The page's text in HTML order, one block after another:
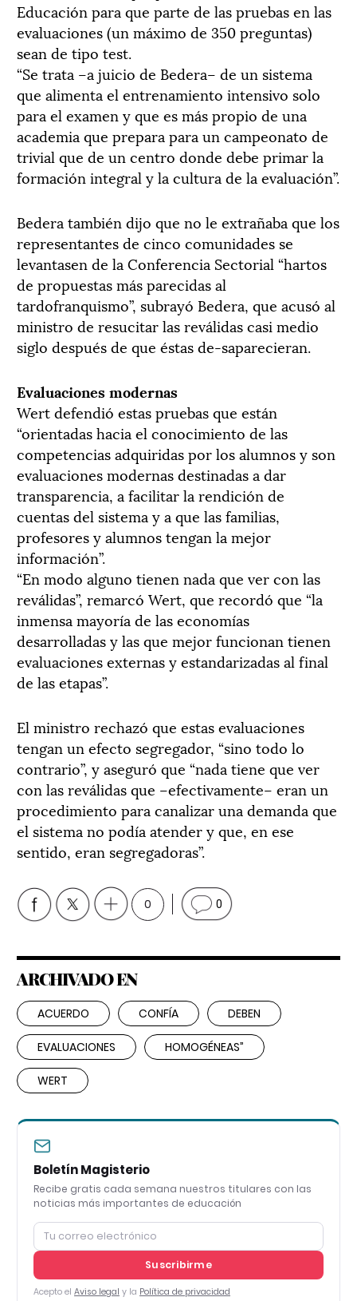
Educación para que parte de las pruebas en las
evaluaciones (un máximo de 350 preguntas)
sean de tipo test.
“Se trata –a juicio de Bedera– de un sistema
que alimenta el entrenamiento intensivo solo
para el examen y que es más propio de una
academia que prepara para un campeonato de
trivial que de un centro donde debe primar la
formación integral y la cultura de la evaluación”.
Bedera también dijo que no le extrañaba que los
representantes de cinco comunidades se
levantasen de la Conferencia Sectorial “hartos
de propuestas más parecidas al
tardofranquismo”, subrayó Bedera, que acusó al
ministro de resucitar las reválidas casi medio
siglo después de que éstas de-saparecieran.
Evaluaciones modernas
Wert defendió estas pruebas que están
“orientadas hacia el conocimiento de las
competencias adquiridas por los alumnos y son
evaluaciones modernas destinadas a dar
transparencia, a facilitar la rendición de
cuentas del sistema y a que las familias,
profesores y alumnos tengan la mejor
información”.
“En modo alguno tienen nada que ver con las
reválidas”, remarcó Wert, que recordó que “la
inmensa mayoría de las economías
desarrolladas y las que mejor funcionan tienen
evaluaciones externas y estandarizadas al final
de las etapas”.
El ministro rechazó que estas evaluaciones
tengan un efecto segregador, “sino todo lo
contrario”, y aseguró que “nada tiene que ver
con las reválidas que –efectivamente– eran un
procedimiento para canalizar una demanda que
el sistema no podía atender y que, en ese
sentido, eran segregadoras”.
0 0
ARCHIVADO EN
ACUERDO CONFÍA DEBEN
EVALUACIONES HOMOGÉNEAS”
WERT
Boletín Magisterio
Recibe gratis cada semana nuestros titulares con las
noticias más importantes de educación
Suscribirme
Acepto el Aviso legal y la Política de privacidad